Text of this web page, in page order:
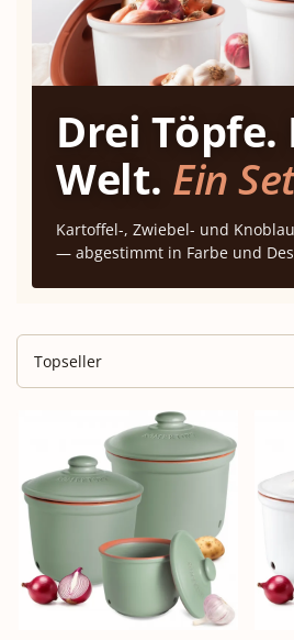
Drei Töpfe.
Welt. Ein
Kartoffel-, Zwiebel- und
— abgestimmt in Farbe und